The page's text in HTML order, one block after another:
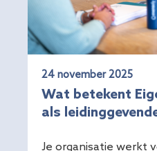
24 november 2025
Wat betekent
als
Je organisatie werkt